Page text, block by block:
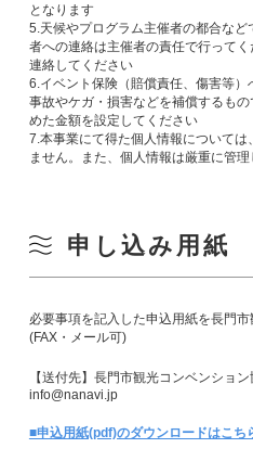
となります
5.天候やプログラム主催者の都合な
者への連絡は主催者の責任で行って
連絡してください
6.イベント保険（賠償責任、傷害等
事故やケガ・損害などを補償するも
めた金額を設定してください
7.本事業にて得た個人情報について
ません。また、個人情報は厳重に管理
申し込み用紙
必要事項を記入した申込用紙を長門
(FAX・メール可)
【送付先】長門市観光コンベンショ
info@nanavi.jp
■申込用紙(pdf)のダウンロードはこち